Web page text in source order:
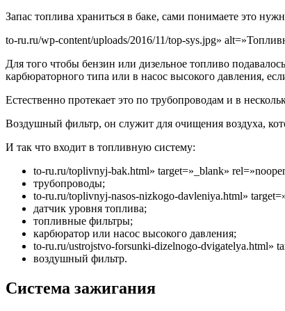
Запас топлива храниться в баке, сами понимаете это
to-ru.ru/wp-content/uploads/2016/11/top-sys.jpg»
Для того чтобы бензин или дизельное топливо
карбюраторного типа или в насос высокого давления,
Естественно протекает это по трубопроводам и в
Воздушный фильтр, он служит для очищения воздуха,
И так что входит в топливную систему:
to-ru.ru/toplivnyj-bak.html» target=»_blank»
трубопроводы;
to-ru.ru/toplivnyj-nasos-nizkogo-davleniya.html»
датчик уровня топлива;
топливные фильтры;
карбюратор или насос высокого давления;
to-ru.ru/ustrojstvo-forsunki-dizelnogo-dvigatelya.html»
воздушный фильтр.
Система зажигания